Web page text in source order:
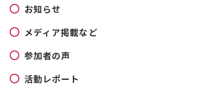
お知らせ
メディア掲載など
参加者の声
活動レポート